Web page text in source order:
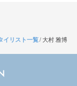
イリスト一覧/ 大村 雅博